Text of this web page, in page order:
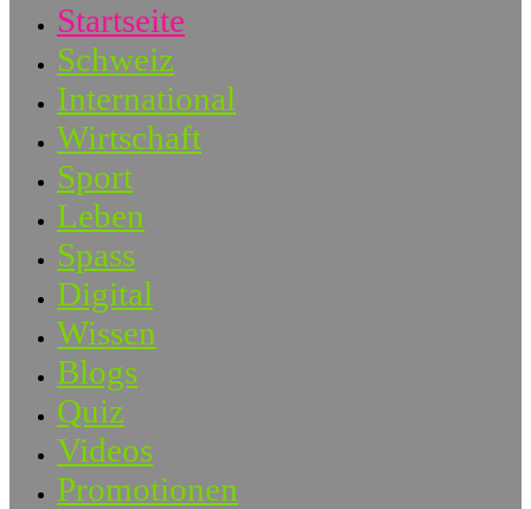
Startseite
Schweiz
International
Wirtschaft
Sport
Leben
Spass
Digital
Wissen
Blogs
Quiz
Videos
Promotionen